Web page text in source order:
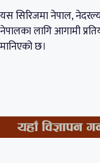
यस सिरिजमा नेपाल,
नेपालका लागि आगामी
मानिएको छ।